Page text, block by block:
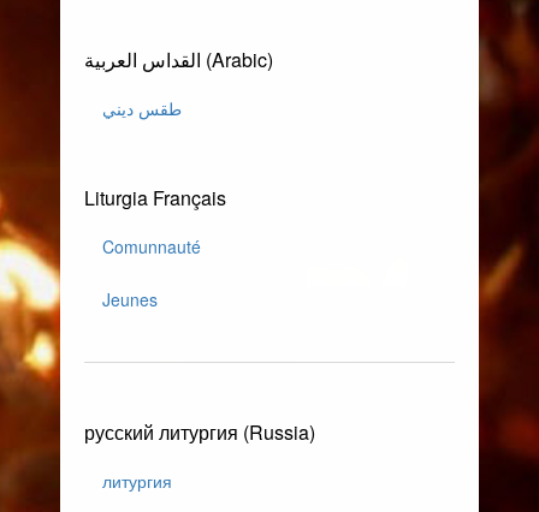
القداس العربية (Arabic)
طقس ديني
Liturgia Français
Comunnauté
Jeunes
русский литургия (Russia)
литургия